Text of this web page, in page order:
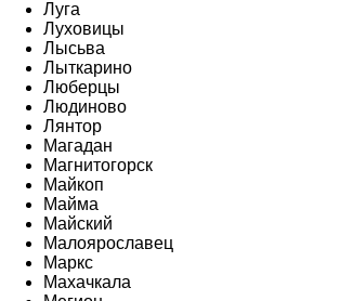
Луга
Луховицы
Лысьва
Лыткарино
Люберцы
Людиново
Лянтор
Магадан
Магнитогорск
Майкоп
Майма
Майский
Малоярославец
Маркс
Махачкала